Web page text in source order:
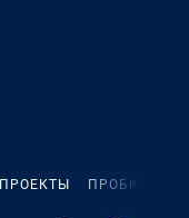
ПРОЕКТЫ ПРОБКИ